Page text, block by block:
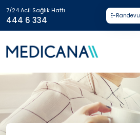
7/24 Acil Sağlık Hattı
444 6 334 E-Randevu